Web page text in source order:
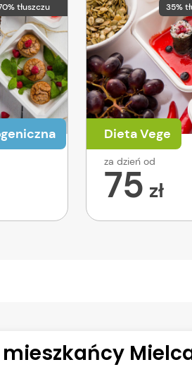
tłuszczu 35%
Dieta Vege
za dzień od
75 zł
mieszkańcy